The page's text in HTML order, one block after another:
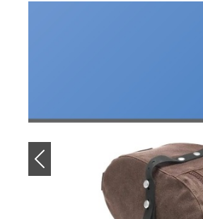
Previous